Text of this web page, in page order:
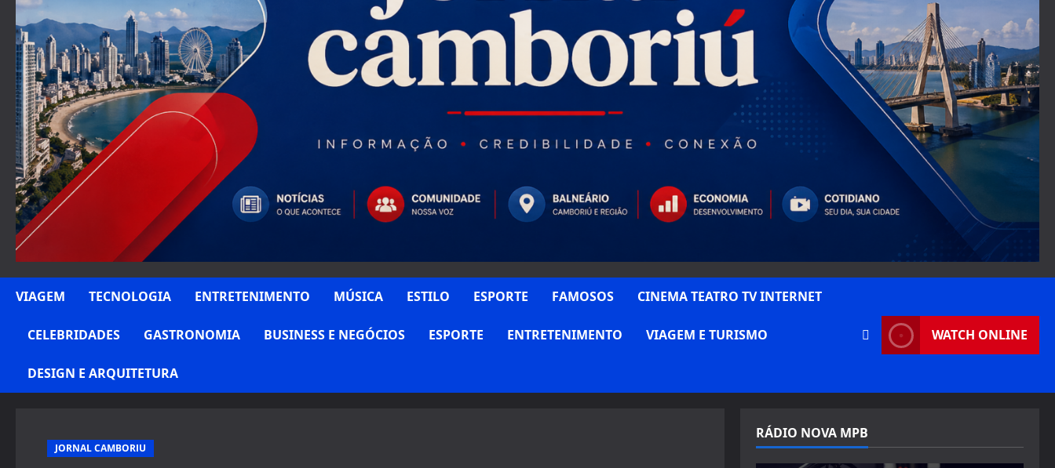
VIAGEM TECNOLOGIA ENTRETENIMENTO MÚSICA ESTILO ESPORTE FAMOSOS CINEMA TEATRO TV INTERNET
CELEBRIDADES GASTRONOMIA BUSINESS E NEGÓCIOS ESPORTE ENTRETENIMENTO VIAGEM E TURISMO
DESIGN E ARQUITETURA
WATCH ONLINE
JORNAL CAMBORIU
RÁDIO NOVA MPB